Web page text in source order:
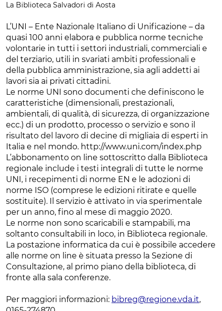
La Biblioteca Salvadori di Aosta
L’UNI – Ente Nazionale Italiano di Unificazione – da
quasi 100 anni elabora e pubblica norme tecniche
volontarie in tutti i settori industriali, commerciali e
del terziario, utili in svariati ambiti professionali e
della pubblica amministrazione, sia agli addetti ai
lavori sia ai privati cittadini.
Le norme UNI sono documenti che definiscono le
caratteristiche (dimensionali, prestazionali,
ambientali, di qualità, di sicurezza, di organizzazione
ecc.) di un prodotto, processo o servizio e sono il
risultato del lavoro di decine di migliaia di esperti in
Italia e nel mondo. http://www.uni.com/index.php
L’abbonamento on line sottoscritto dalla Biblioteca
regionale include i testi integrali di tutte le norme
UNI, i recepimenti di norme EN e le adozioni di
norme ISO (comprese le edizioni ritirate e quelle
sostituite). Il servizio è attivato in via sperimentale
per un anno, fino al mese di maggio 2020.
Le norme non sono scaricabili e stampabili, ma
soltanto consultabili in loco, in Biblioteca regionale.
La postazione informatica da cui è possibile accedere
alle norme on line è situata presso la Sezione di
Consultazione, al primo piano della biblioteca, di
fronte alla sala conferenze.
Per maggiori informazioni: bibreg@regione.vda.it,